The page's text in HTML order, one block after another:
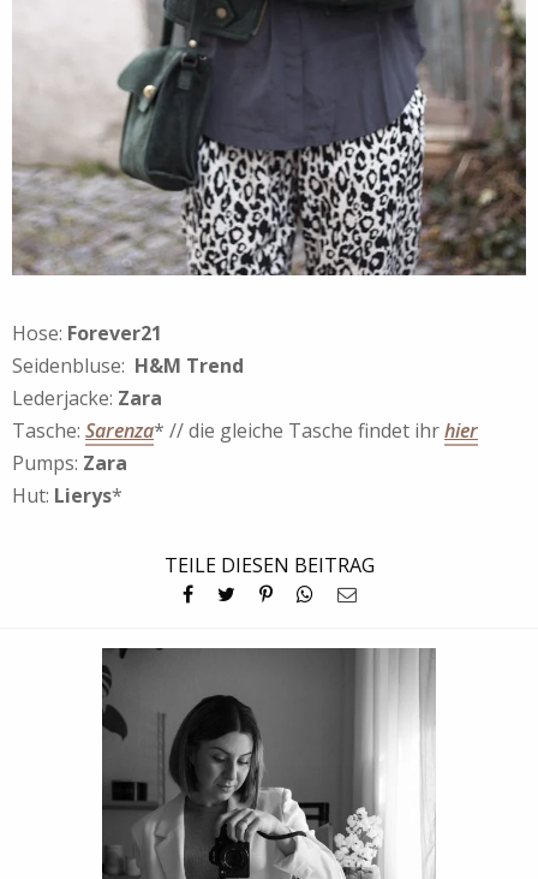
Hose: Forever21
Seidenbluse: H&M Trend
Lederjacke: Zara
Tasche: Sarenza* // die gleiche Tasche findet ihrhier
Pumps: Zara
Hut: Lierys*
TEILE DIESEN BEITRAG